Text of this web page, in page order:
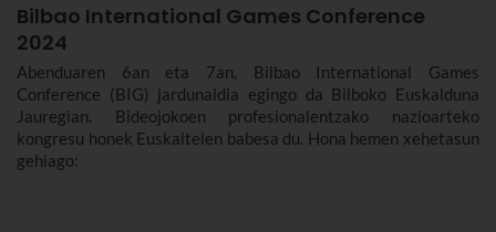
Bilbao International Games Conference
2024
Abenduaren 6an eta 7an, Bilbao International Games
Conference (BIG) jardunaldia egingo da Bilboko Euskalduna
Jauregian. Bideojokoen profesionalentzako nazioarteko
kongresu honek Euskaltelen babesa du. Hona hemen xehetasun
gehiago: